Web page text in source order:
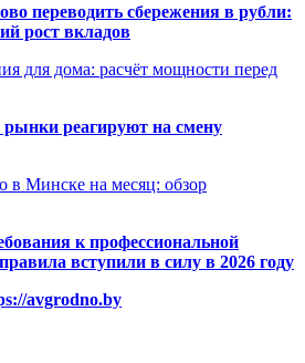
переводить сбережения в рубли:
рост вкладов
для дома: расчёт мощности перед
рынки реагируют на смену
в Минске на месяц: обзор
к профессиональной
вступили в силу в 2026 году
avgrodno.by